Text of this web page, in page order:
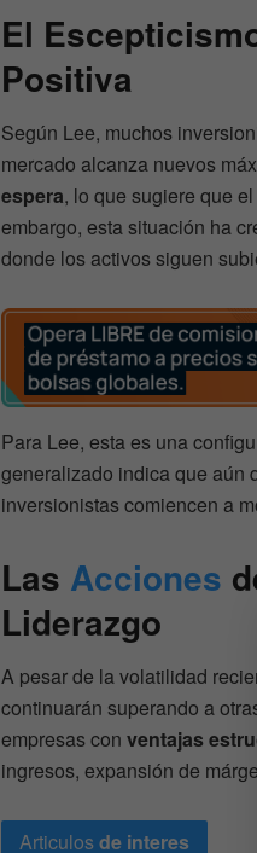
El
Positiva
Según Lee, muchos
mercado alcanza nuevos
espera, lo que sugiere que
embargo, esta situación ha
donde los activos siguen
Para Lee, esta es una
generalizado indica que aún
inversionistas comiencen a
Las Acciones
Liderazgo
A pesar de la volatilidad
continuarán superando a
empresas con ventajas
ingresos, expansión de
Articulosde interes